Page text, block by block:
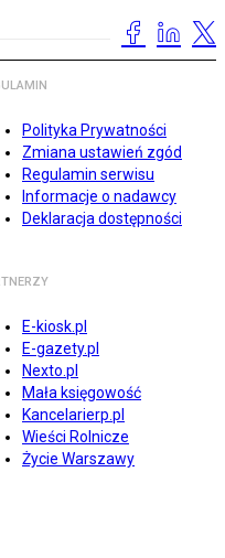
Polityka Prywatności
Zmiana ustawień zgód
Regulamin serwisu
Informacje o nadawcy
Deklaracja dostępności
E-kiosk.pl
E-gazety.pl
Nexto.pl
Mała księgowość
Kancelarierp.pl
Wieści Rolnicze
Życie Warszawy